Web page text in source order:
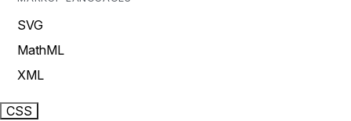
SVG
MathML
XML
CSS